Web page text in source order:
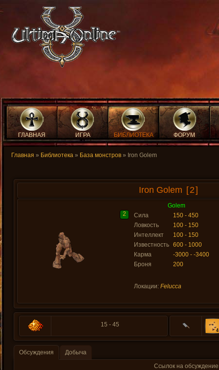
ГЛАВНАЯ ИГРА БИБЛИОТЕКА ФОРУМ
Главная » Библиотека » База монстров » Iron Golem
Iron Golem [2]
2
Golem
Сила
150 - 450
Ловкость
100 - 150
Интеллект
100 - 150
Известность 600 - 1000
Карма
-3000 - -3400
Броня
200
Локации: Felucca
15 - 45
4
Обсуждения
Добыча
Ссылок на